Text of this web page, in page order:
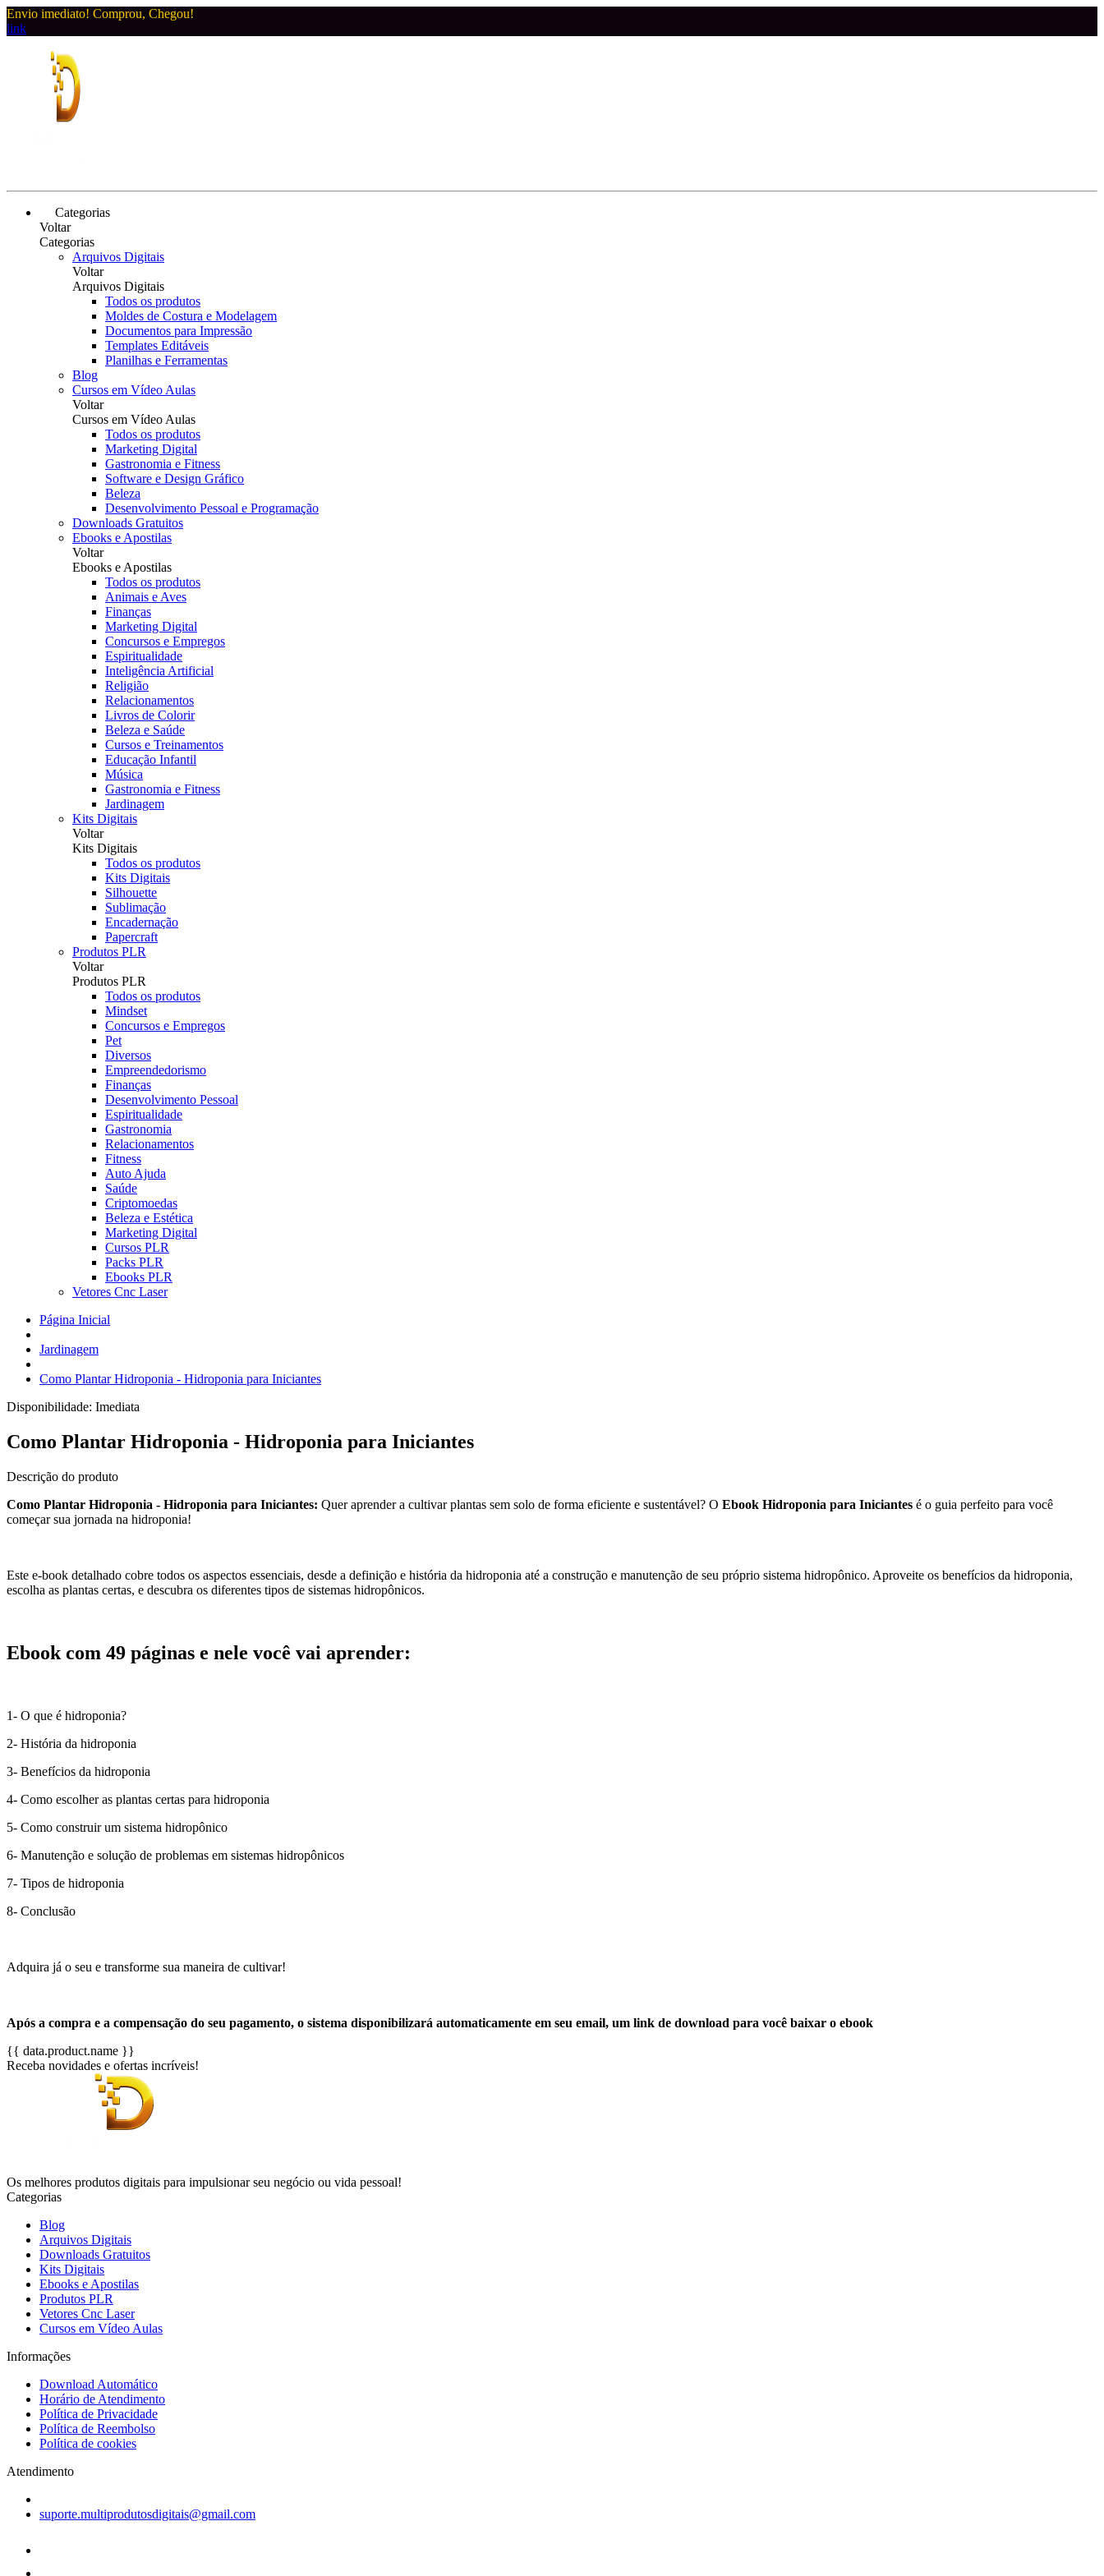
Envio imediato! Comprou, Chegou!
link
Categorias
Voltar
Categorias
Arquivos Digitais
Voltar
Arquivos Digitais
Todos os produtos
Moldes de Costura e Modelagem
Documentos para Impressão
Templates Editáveis
Planilhas e Ferramentas
Blog
Cursos em Vídeo Aulas
Voltar
Cursos em Vídeo Aulas
Todos os produtos
Marketing Digital
Gastronomia e Fitness
Software e Design Gráfico
Beleza
Desenvolvimento Pessoal e Programação
Downloads Gratuitos
Ebooks e Apostilas
Voltar
Ebooks e Apostilas
Todos os produtos
Animais e Aves
Finanças
Marketing Digital
Concursos e Empregos
Espiritualidade
Inteligência Artificial
Religião
Relacionamentos
Livros de Colorir
Beleza e Saúde
Cursos e Treinamentos
Educação Infantil
Música
Gastronomia e Fitness
Jardinagem
Kits Digitais
Voltar
Kits Digitais
Todos os produtos
Kits Digitais
Silhouette
Sublimação
Encadernação
Papercraft
Produtos PLR
Voltar
Produtos PLR
Todos os produtos
Mindset
Concursos e Empregos
Pet
Diversos
Empreendedorismo
Finanças
Desenvolvimento Pessoal
Espiritualidade
Gastronomia
Relacionamentos
Fitness
Auto Ajuda
Saúde
Criptomoedas
Beleza e Estética
Marketing Digital
Cursos PLR
Packs PLR
Ebooks PLR
Vetores Cnc Laser
Página Inicial
Jardinagem
Como Plantar Hidroponia - Hidroponia para Iniciantes
Disponibilidade: Imediata
Como Plantar Hidroponia - Hidroponia para Iniciantes
Descrição do produto
Como Plantar Hidroponia - Hidroponia para Iniciantes: Quer aprender a cultivar plantas sem solo de forma eficiente e sustentável? O Ebook Hidroponia para Iniciantes é o guia perfeito para você
começar sua jornada na hidroponia!
Este e-book detalhado cobre todos os aspectos essenciais, desde a definição e história da hidroponia até a construção e manutenção de seu próprio sistema hidropônico. Aproveite os benefícios da hidroponia,
escolha as plantas certas, e descubra os diferentes tipos de sistemas hidropônicos.
Ebook com 49 páginas e nele você vai aprender:
1- O que é hidroponia?
2- História da hidroponia
3- Benefícios da hidroponia
4- Como escolher as plantas certas para hidroponia
5- Como construir um sistema hidropônico
6- Manutenção e solução de problemas em sistemas hidropônicos
7- Tipos de hidroponia
8- Conclusão
Adquira já o seu e transforme sua maneira de cultivar!
Após a compra e a compensação do seu pagamento, o sistema disponibilizará automaticamente em seu email, um link de download para você baixar o ebook
{{ data.product.name }}
Receba novidades e ofertas incríveis!
Os melhores produtos digitais para impulsionar seu negócio ou vida pessoal!
Categorias
Blog
Arquivos Digitais
Downloads Gratuitos
Kits Digitais
Ebooks e Apostilas
Produtos PLR
Vetores Cnc Laser
Cursos em Vídeo Aulas
Informações
Download Automático
Horário de Atendimento
Política de Privacidade
Política de Reembolso
Política de cookies
Atendimento
suporte.multiprodutosdigitais@gmail.com